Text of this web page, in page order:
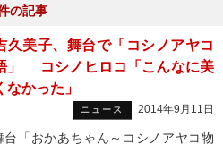
の記事
久美子、舞台で「コシノアヤコ
」 コシノヒロコ「こんなに美
なかった」
ニュース 2014年9月11日
「おかあちゃん～コシノアヤコ物